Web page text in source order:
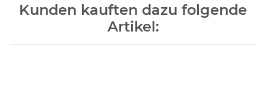
Kunden kauften dazu folgende
Artikel: